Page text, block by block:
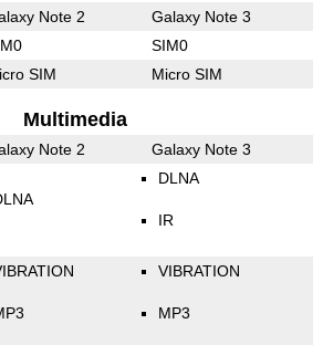
Note 2 Galaxy Note 3
SIM0
SIM Micro SIM
Multimedia
Note 2 Galaxy Note 3
DLNA
IR
VIBRATION
MP3